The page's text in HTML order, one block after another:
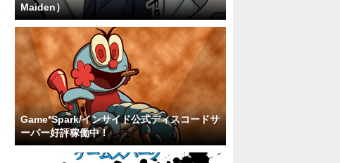
Maiden）
Game*Spark/インサイド公式ディスコードサ
ーバー好評稼働中！